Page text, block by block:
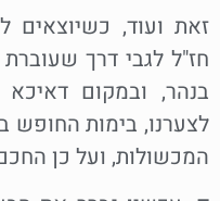
זאת ועוד, כשיוצאים
חז"ל לגבי דרך
בנהר, ובמקום
לצערנו, בימות החופש
המכשולות, ועל כן